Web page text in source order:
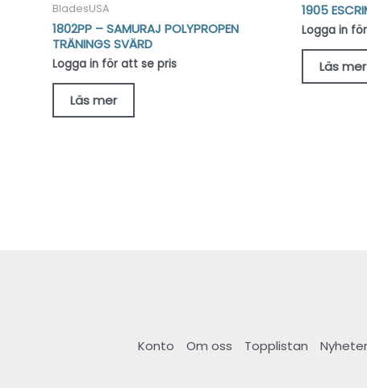
BladesUSA
1802PP – SAMURAJ POLYPROPEN
TRÄNINGS SVÄRD
Logga in för att se pris
Läs mer
1905
Logga in
Läs mer
Konto Om oss Topplistan Nyheter